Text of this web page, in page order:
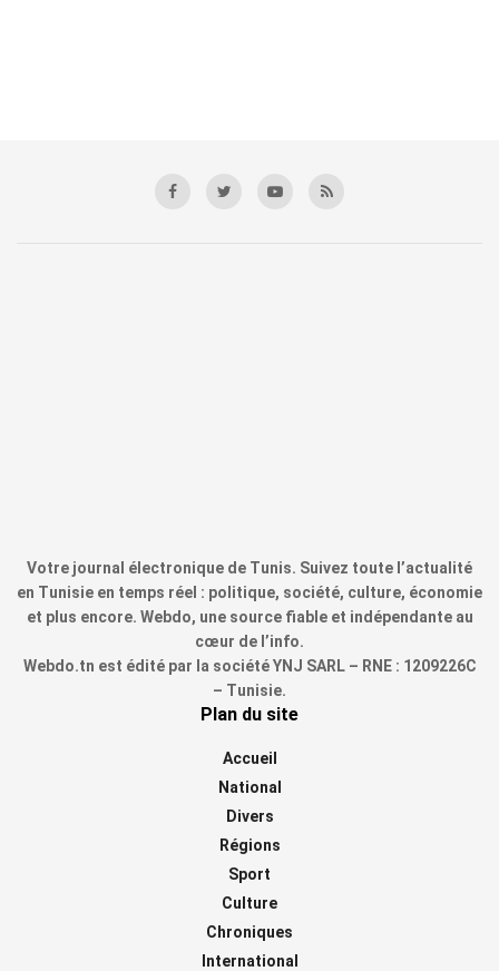
Votre journal électronique de Tunis. Suivez toute l’actualité
en Tunisie en temps réel : politique, société, culture, économie
et plus encore. Webdo, une source fiable et indépendante au
cœur de l’info.
Webdo.tn est édité par la société YNJ SARL – RNE : 1209226C
– Tunisie.
Plan du site
Accueil
National
Divers
Régions
Sport
Culture
Chroniques
International